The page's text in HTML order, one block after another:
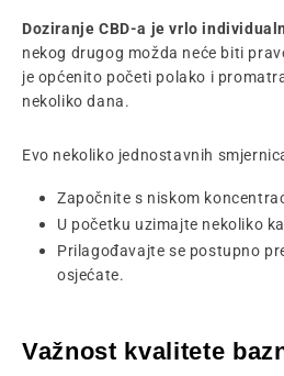
Doziranje CBD-a je vrlo
nekog drugog možda neće biti
je općenito početi polako i
nekoliko dana.
Evo nekoliko jednostavnih
Započnite s niskom
U početku uzimajte nekoliko
Prilagođavajte se postupno
osjećate.
Važnost kvalitete